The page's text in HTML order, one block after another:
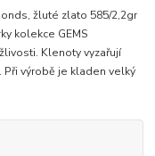
žluté zlato 585/2,2gr
kolekce GEMS
Klenoty vyzařují
výrobě je kladen velký